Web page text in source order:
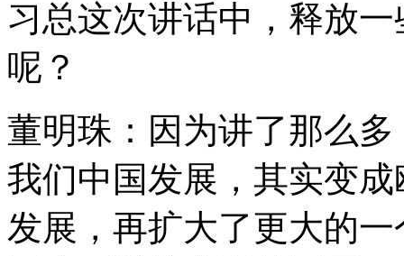
习总这次讲话中，释放
呢？
董明珠：因为讲了那么
我们中国发展，其实变
发展，再扩大了更大的